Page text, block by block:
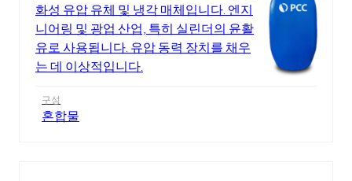
화성 유압 유체 및 냉각 매체입니다. 엔지
니어링 및 광업 산업, 특히 실린더의 윤활
유로 사용됩니다. 유압 동력 장치를 채우
는 데 이상적입니다.
구성
혼합물